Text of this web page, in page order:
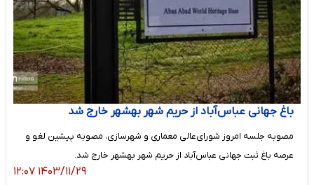
باغ جهانی عباس‌آباد از حریم شهر بهشهر خارج شد
مصوبه جلسه امروز شورای‌عالی معماری و شهرسازی، مصوبه پیشین لغو و
عرصه باغ ثبت جهانی عباس‌آباد از حریم شهر بهشهر خارج شد.
۱۴۰۳/۱۱/۲۹ ۱۲:۰۷